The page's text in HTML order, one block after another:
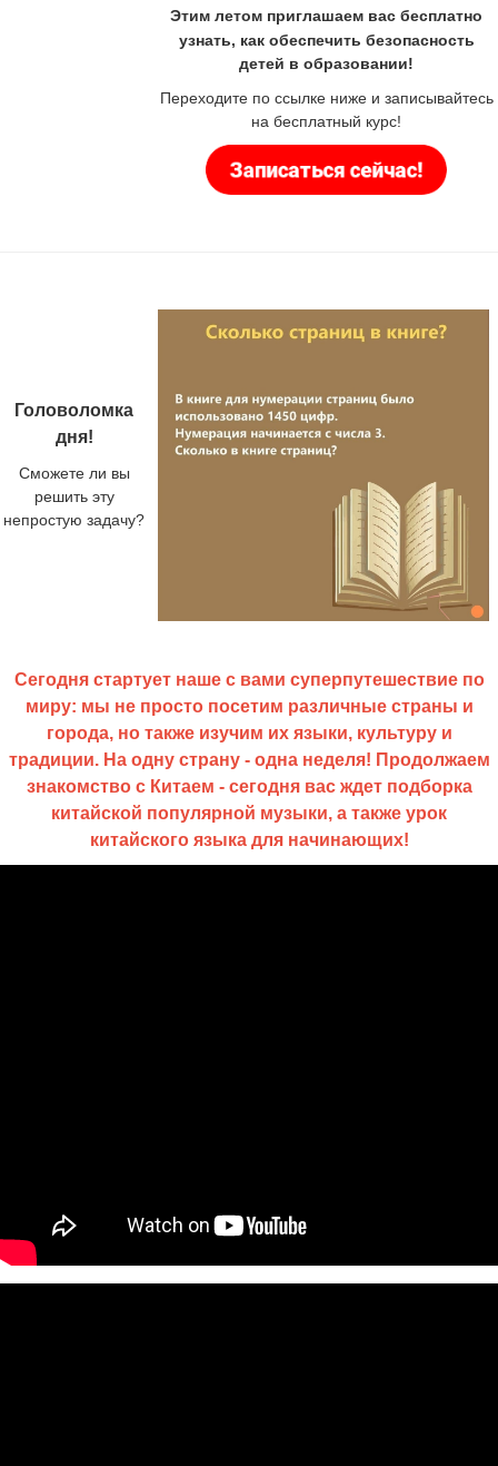
Этим летом приглашаем вас бесплатно
узнать, как обеспечить безопасность
детей в образовании!
Переходите по ссылке ниже и записывайтесь
на бесплатный курс!
Головоломка
дня!
Сможете ли вы
решить эту
непростую задачу?
Сегодня стартует наше с вами суперпутешествие по
миру: мы не просто посетим различные страны и
города, но также изучим их языки, культуру и
традиции. На одну страну - одна неделя! Продолжаем
знакомство с Китаем - сегодня вас ждет подборка
китайской популярной музыки, а также урок
китайского языка для начинающих!